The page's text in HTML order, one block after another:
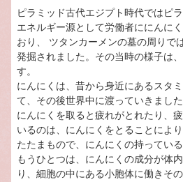
ピラミッド古代エジプト時代ではピ
エネルギー源として労働者ににんに
おり、 ツタンカーメンの墓の周りで
発掘されました。その当時の様子は
す。
にんにくは、昔から身近にあるスタ
て、その後世界中に渡っていきました
にんにくを取ると疲れがとれたり、
いるのは、にんにくをとることによ
たたまもので、にんにくの持ってい
もうひとつは、にんにくの成分が体
り、細胞の中にある小胞体に働きそ